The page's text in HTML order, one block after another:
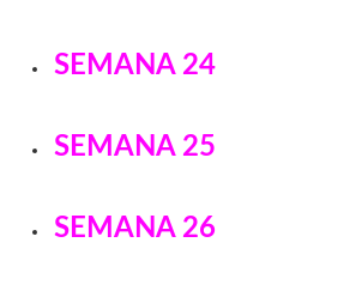
SEMANA 24
SEMANA 25
SEMANA 26